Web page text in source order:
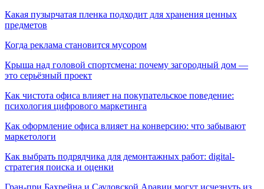
Какая пузырчатая пленка подходит для хранения ценных
предметов
Когда реклама становится мусором
Крыша над головой спортсмена: почему загородный дом —
это серьёзный проект
Как чистота офиса влияет на покупательское поведение:
психология цифрового маркетинга
Как оформление офиса влияет на конверсию: что забывают
маркетологи
Как выбрать подрядчика для демонтажных работ: digital-
стратегия поиска и оценки
Гран-при Бахрейна и Саудовской Аравии могут исчезнуть из